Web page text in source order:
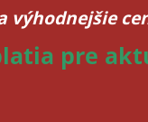
výhodnejšie
pre